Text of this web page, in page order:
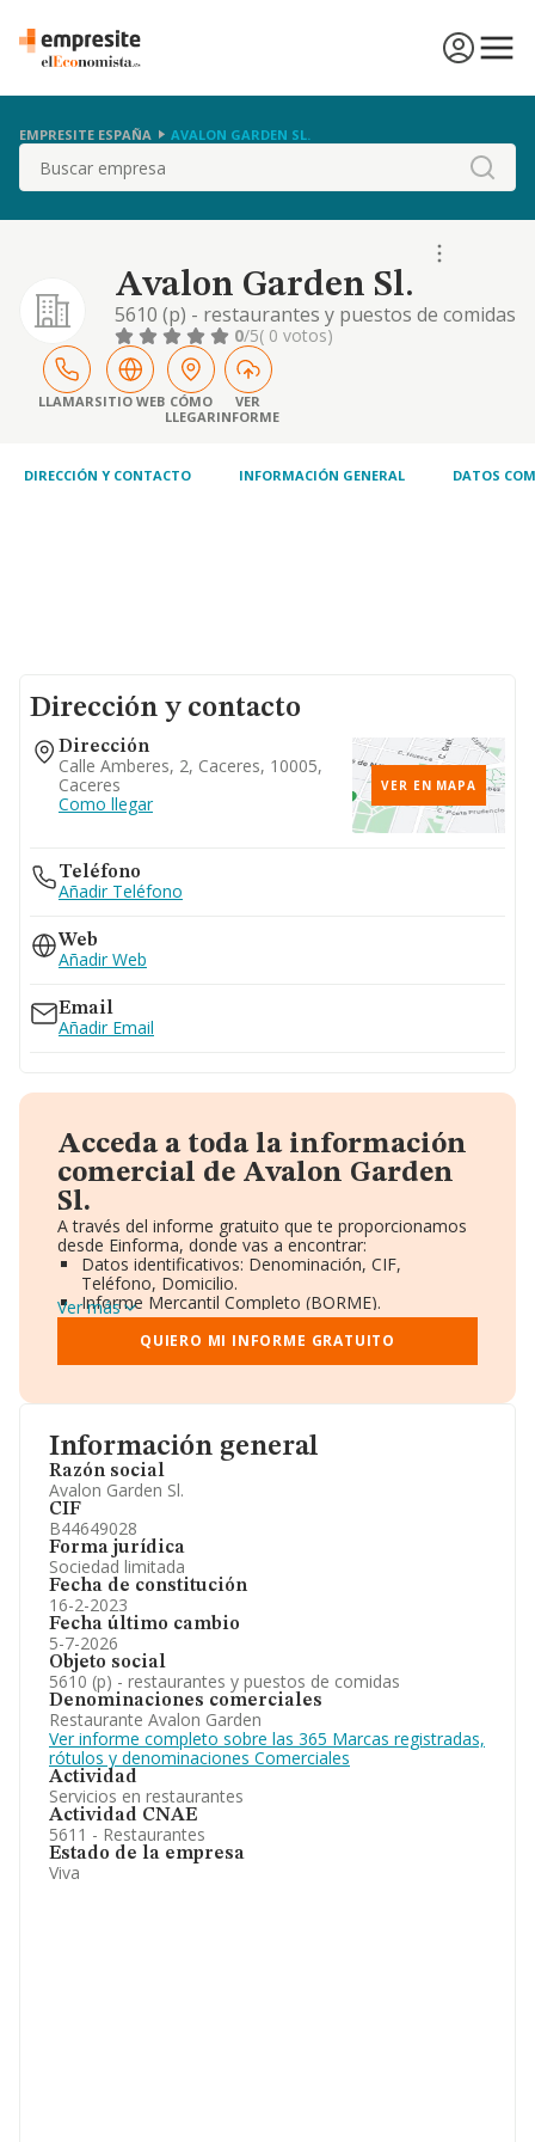
EMPRESITE ESPAÑA AVALON GARDEN SL.
Buscar
Avalon Garden Sl.
5610 (p) - restaurantes y puestos de comidas
0/5( 0 votos)
LLAMARSITIO WEB CÓMO
LLEGAR
VER
INFORME
DIRECCIÓN Y CONTACTO INFORMACIÓN GENERAL DATOS
Información general
Razón social
Avalon Garden Sl.
CIF
B44649028
Forma jurídica
Sociedad limitada
Fecha de constitución
16-2-2023
Fecha último cambio
5-7-2026
Objeto social
5610 (p) - restaurantes y puestos de comidas
Denominaciones comerciales
Restaurante Avalon Garden
Ver informe completo sobre las 365 Marcas registradas,
rótulos y denominaciones Comerciales
Actividad
Servicios en restaurantes
Actividad CNAE
5611 - Restaurantes
Estado de la empresa
Viva
Dirección y contacto
Dirección
Calle Amberes, 2, Caceres, 10005,
Caceres
Como llegar
VER EN MAPA
Teléfono
Añadir Teléfono
Web
Añadir Web
Email
Añadir Email
Acceda a toda la información
comercial de Avalon Garden
Sl.
A través del informe gratuito que te proporcionamos
desde Einforma, donde vas a encontrar:
Datos identificativos: Denominación, CIF,
Teléfono, Domicilio.
Informe Mercantil Completo (BORME).
Gráficos de Evolución Ventas y Empleados.
Consejo de Administración y Administradores.
Directivos y Ejecutivos.
Información oficial y registral complementaria.
Ver más
QUIERO MI INFORME GRATUITO